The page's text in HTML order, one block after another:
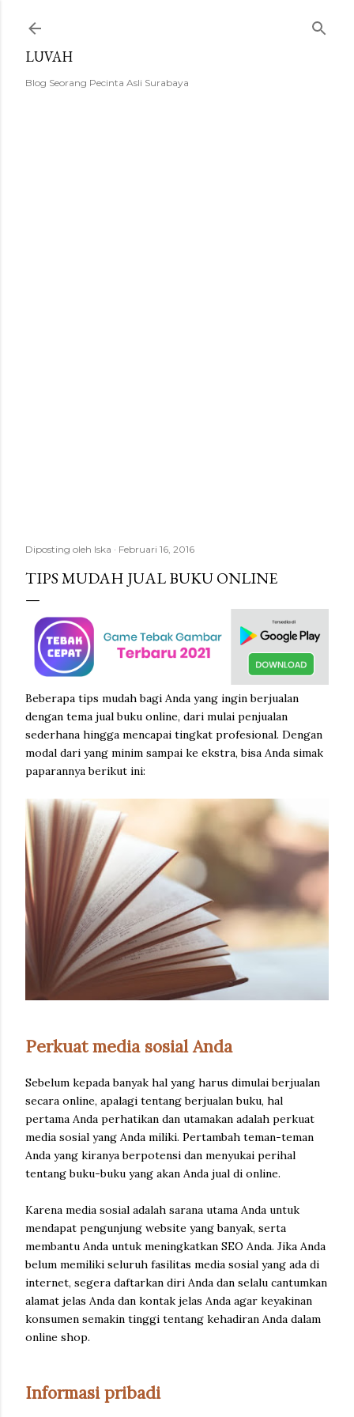
LUVAH
Blog Seorang Pecinta Asli Surabaya
Diposting oleh Iska Februari 16, 2016
TIPS MUDAH JUAL BUKU ONLINE
Beberapa tips mudah bagi Anda yang ingin berjualan
dengan tema jual buku online, dari mulai penjualan
sederhana hingga mencapai tingkat profesional. Dengan
modal dari yang minim sampai ke ekstra, bisa Anda simak
paparannya berikut ini:
Perkuat media sosial Anda
Sebelum kepada banyak hal yang harus dimulai berjualan
secara online, apalagi tentang berjualan buku, hal
pertama Anda perhatikan dan utamakan adalah perkuat
media sosial yang Anda miliki. Pertambah teman-teman
Anda yang kiranya berpotensi dan menyukai perihal
tentang buku-buku yang akan Anda jual di online.
Karena media sosial adalah sarana utama Anda untuk
mendapat pengunjung website yang banyak, serta
membantu Anda untuk meningkatkan SEO Anda. Jika Anda
belum memiliki seluruh fasilitas media sosial yang ada di
internet, segera daftarkan diri Anda dan selalu cantumkan
alamat jelas Anda dan kontak jelas Anda agar keyakinan
konsumen semakin tinggi tentang kehadiran Anda dalam
online shop.
Informasi pribadi